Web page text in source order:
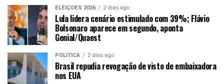
ELEIÇÕES 2026 2 dias ago
Lula lidera cenário estimulado com 39%; Flávio
Bolsonaro aparece em segundo, aponta
Genial/Quaest
POLÍTICA 2 dias ago
Brasil repudia revogação de visto de embaixadora
nos EUA